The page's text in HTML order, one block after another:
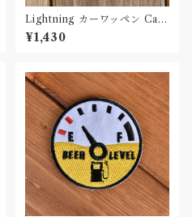
Lightning カーワッペン Car
Patch PVC 2個セット
¥1,430